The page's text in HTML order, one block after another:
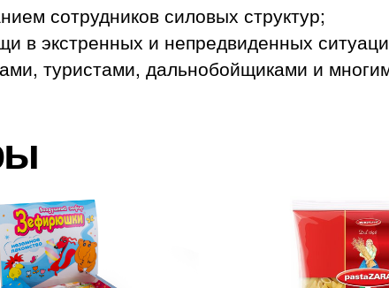
сотрудников силовых структур;
в экстренных и непредвиденных
туристами, дальнобойщиками и